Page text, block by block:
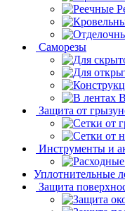
Саморезы
Защита от
Инструменты и
Уплотнительные
Защита